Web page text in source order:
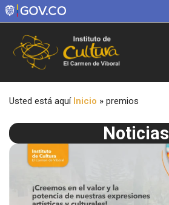
Usted está aquí Inicio » premios
Noticias